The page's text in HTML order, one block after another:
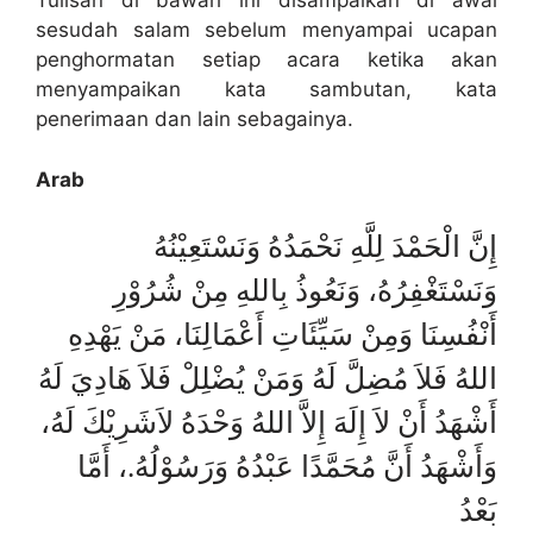
sesudah salam sebelum menyampai ucapan
penghormatan setiap acara ketika akan
menyampaikan kata sambutan, kata
penerimaan dan lain sebagainya.
Arab
إِنَّ الْحَمْدَ لِلَّهِ نَحْمَدُهُ وَنَسْتَعِيْنُهُ
وَنَسْتَغْفِرُهُ، وَنَعُوذُ بِاللهِ مِنْ شُرُوْرِ
أَنْفُسِنَا وَمِنْ سَيِّئَاتِ أَعْمَالِنَا، مَنْ يَهْدِهِ
اللهُ فَلاَ مُضِلَّ لَهُ وَمَنْ يُضْلِلْ فَلاَ هَادِيَ لَهُ
أَشْهَدُ أَنْ لاَ إِلَهَ إِلاَّ اللهُ وَحْدَهُ لاَشَرِيْكَ لَهُ،
وَأَشْهَدُ أَنَّ مُحَمَّدًا عَبْدُهُ وَرَسُوْلُهُ.، أَمَّا
بَعْدُ